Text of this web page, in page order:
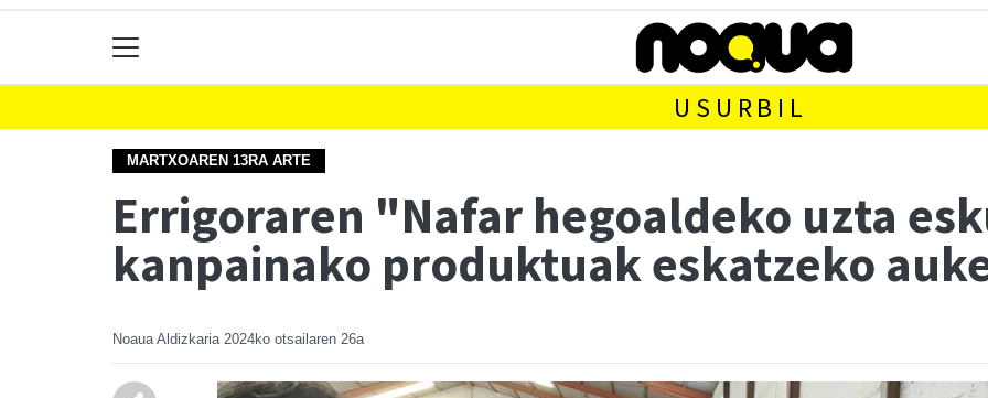
USURBIL
MARTXOAREN 13RA ARTE
Errigoraren "Nafar hegoaldeko uzta
kanpainako produktuak eskatzeko
Noaua Aldizkaria 2024ko otsailaren 26a